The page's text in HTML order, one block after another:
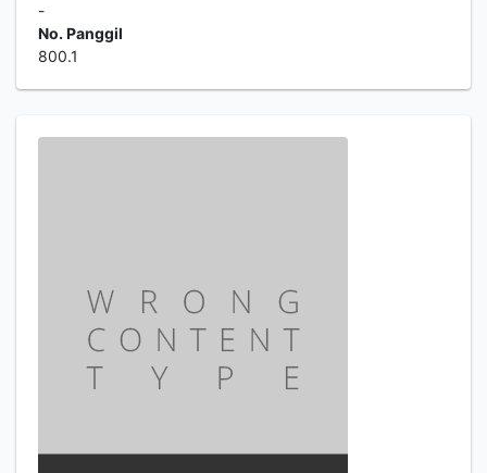
-
No. Panggil
800.1